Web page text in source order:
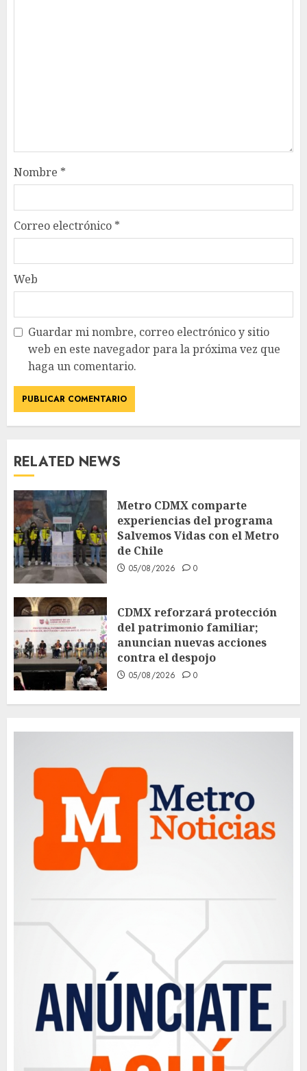
Nombre *
Correo electrónico *
Web
Guardar mi nombre, correo electrónico y sitio
web en este navegador para la próxima vez que
haga un comentario.
RELATED NEWS
Metro CDMX comparte
experiencias del programa
Salvemos Vidas con el Metro
de Chile
05/08/2026 0
CDMX reforzará protección
del patrimonio familiar;
anuncian nuevas acciones
contra el despojo
05/08/2026 0